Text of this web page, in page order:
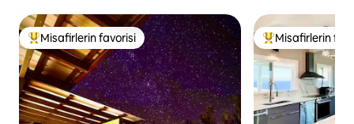
Misafirlerin favorilerinden en beğenilenler arasında
Misafirlerin favorisi Misafirlerin
Misafirlerin